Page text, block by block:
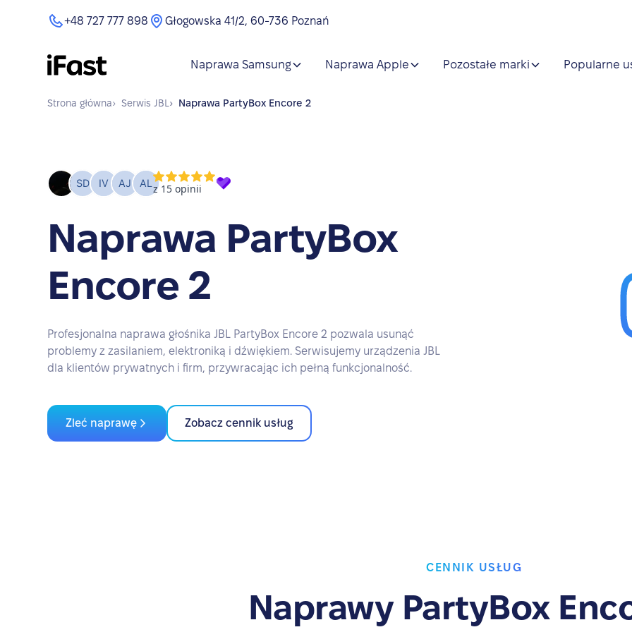
+48 727 777 898 Głogowska 41/2, 60-736 Poznań
Naprawa Samsung Naprawa Apple Pozostałe marki Popularne
Strona główna› Serwis JBL › Naprawa PartyBox Encore 2
Naprawa PartyBox
Encore 2
Profesjonalna naprawa głośnika JBL PartyBox Encore 2 pozwala usunąć
problemy z zasilaniem, elektroniką i dźwiękiem. Serwisujemy urządzenia JBL
dla klientów prywatnych i firm, przywracając ich pełną funkcjonalność.
Zleć naprawę Zobacz cennik usług
CENNIK USŁUG
Naprawy PartyBox